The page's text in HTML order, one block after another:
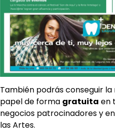
También podrás conseguir la
papel de forma gratuita en
negocios patrocinadores y
las Artes.